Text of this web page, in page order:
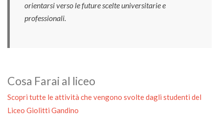
orientarsi verso le future scelte universitarie e
professionali.
Cosa Farai al liceo
Scopri tutte le attività che vengono svolte dagli studenti del
Liceo Giolitti Gandino